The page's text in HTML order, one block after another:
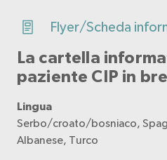
Flyer/Scheda
La cartella
paziente CIP in
Lingua
Serbo/croato/bosniaco,
Albanese, Turco